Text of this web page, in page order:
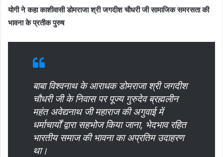
योगी ने कहा काशीवासी डोमराजा श्री जगदीश चौधरी जी सामाजिक समरसता की
भावना के प्रतीक पुरुष
बाबा विश्वनाथ के आराधक डोमराजा श्री जगदीश
चौधरी जी के निवास पर पूज्य गुरुदेव ब्रह्मलीन
महंत अवेद्यनाथ जी महाराज की अगुवाई में
धर्माचार्यों द्वारा सहभोज किया जाना, भेदभाव रहित
भारतीय समाज की भावना का अप्रतिम उदाहरण
था।